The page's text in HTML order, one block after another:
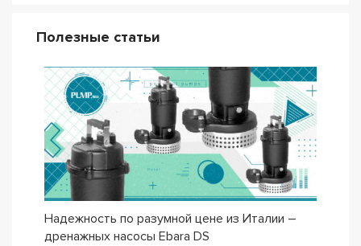
Полезные статьи
Надежность по разумной цене из Италии –
дренажных насосы Ebara DS